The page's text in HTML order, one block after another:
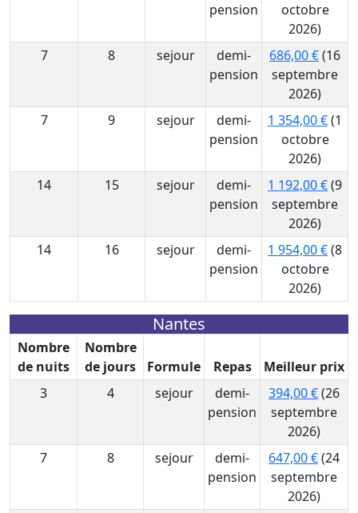
pension
octobre
2026)
7
8 sejour
demi-
pension
686,00 €(16
septembre
2026)
7
9 sejour
demi-
pension
1 354,00 €(1
octobre
2026)
14
15 sejour
demi-
pension
1 192,00 €(9
septembre
2026)
14
16 sejour
demi-
pension
1 954,00 €(8
octobre
2026)
Nantes
Nombre
de nuits
Nombre
de jours
Formule Repas
Meilleur prix
3
4 sejour
demi-
pension
394,00 €(26
septembre
2026)
7
8 sejour
demi-
pension
647,00 €(24
septembre
2026)